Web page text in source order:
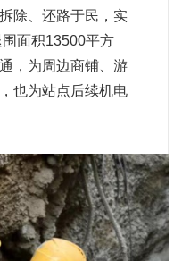
除、还路于民，实
面积13500平方
，为周边商铺、游
也为站点后续机电